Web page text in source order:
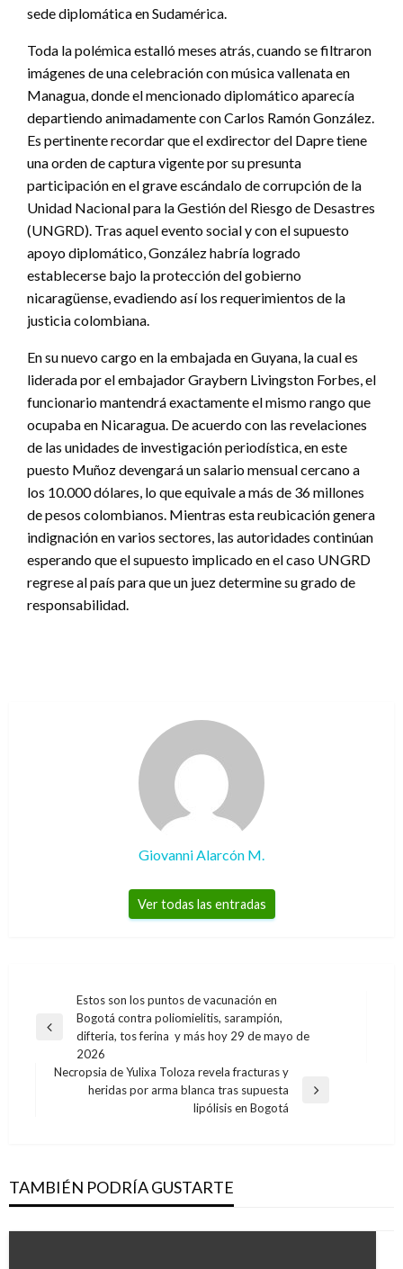
sede diplomática en Sudamérica.
Toda la polémica estalló meses atrás, cuando se filtraron
imágenes de una celebración con música vallenata en
Managua, donde el mencionado diplomático aparecía
departiendo animadamente con Carlos Ramón González.
Es pertinente recordar que el exdirector del Dapre tiene
una orden de captura vigente por su presunta
participación en el grave escándalo de corrupción de la
Unidad Nacional para la Gestión del Riesgo de Desastres
(UNGRD). Tras aquel evento social y con el supuesto
apoyo diplomático, González habría logrado
establecerse bajo la protección del gobierno
nicaragüense, evadiendo así los requerimientos de la
justicia colombiana.
En su nuevo cargo en la embajada en Guyana, la cual es
liderada por el embajador Graybern Livingston Forbes, el
funcionario mantendrá exactamente el mismo rango que
ocupaba en Nicaragua. De acuerdo con las revelaciones
de las unidades de investigación periodística, en este
puesto Muñoz devengará un salario mensual cercano a
los 10.000 dólares, lo que equivale a más de 36 millones
de pesos colombianos. Mientras esta reubicación genera
indignación en varios sectores, las autoridades continúan
esperando que el supuesto implicado en el caso UNGRD
regrese al país para que un juez determine su grado de
responsabilidad.
Giovanni Alarcón M.
Ver todas las entradas
Navegación
de
entradas
Entrada
Estos son los puntos de vacunación en
Bogotá contra poliomielitis, sarampión,
difteria, tos ferina y más hoy 29 de mayo de
2026
Entrada
Necropsia de Yulixa Toloza revela fracturas y
heridas por arma blanca tras supuesta
lipólisis en Bogotá
TAMBIÉN PODRÍA GUSTARTE